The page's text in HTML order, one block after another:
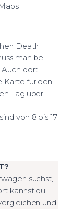
Death
man bei
dort
Karte für den
Tag über
von 8 bis 17
suchst,
kannst du
und